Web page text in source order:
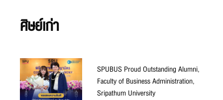
ศิษย์เก่า
SPUBUS Proud Outstanding Alumni,
Faculty of Business Administration,
Sripathum University